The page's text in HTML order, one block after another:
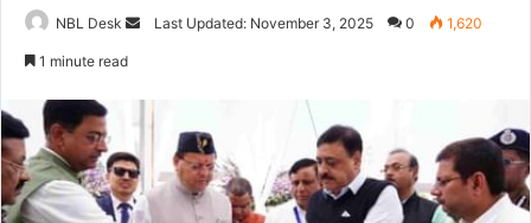
NBL Desk
SendLast Updated: November 3, 2025 0 1,620
1 minute read